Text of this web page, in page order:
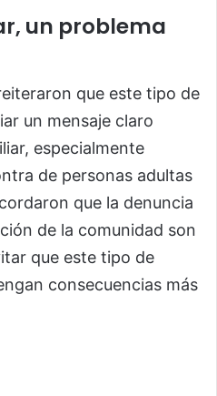
un problema
que este tipo de
un mensaje claro
especialmente
de personas adultas
que la denuncia
de la comunidad son
que este tipo de
consecuencias más